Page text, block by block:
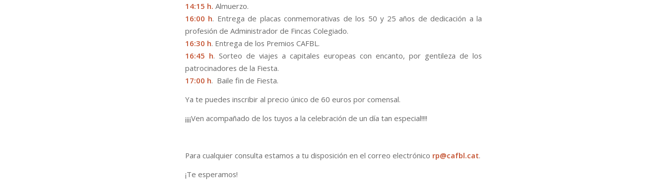
14:15 h. Almuerzo.
16:00 h. Entrega de placas conmemorativas de los 50 y 25 años de dedicación a la
profesión de Administrador de Fincas Colegiado.
16:30 h. Entrega de los Premios CAFBL.
16:45 h. Sorteo de viajes a capitales europeas con encanto, por gentileza de los
patrocinadores de la Fiesta.
17:00 h. Baile fin de Fiesta.
Ya te puedes inscribir al precio único de 60 euros por comensal.
¡¡¡¡Ven acompañado de los tuyos a la celebración de un día tan especial!!!!
Para cualquier consulta estamos a tu disposición en el correo electrónico rp@cafbl.cat.
¡Te esperamos!